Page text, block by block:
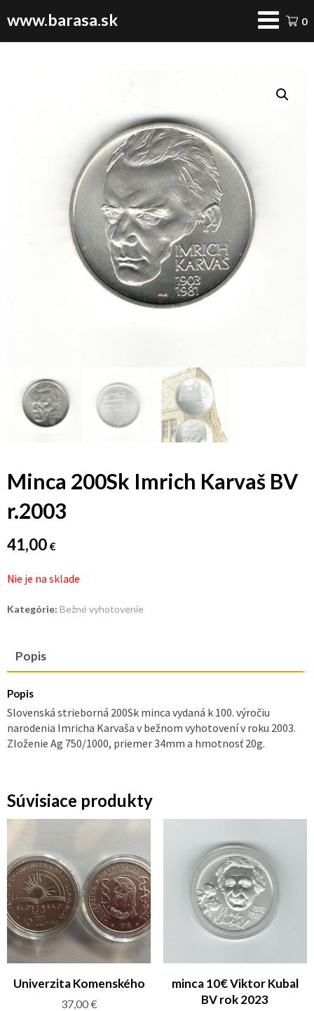
www.barasa.sk 0
Minca 200Sk Imrich Karvaš BV
r.2003
41,00 €
Nie je na sklade
Kategórie: Bežné vyhotovenie
Popis
Popis
Slovenská strieborná 200Sk minca vydaná k 100. výročiu
narodenia Imricha Karvaša v bežnom vyhotovení v roku 2003.
Zloženie Ag 750/1000, priemer 34mm a hmotnosť 20g.
Súvisiace produkty
Univerzita Komenského
37,00€
minca 10€ Viktor Kubal
BV rok 2023